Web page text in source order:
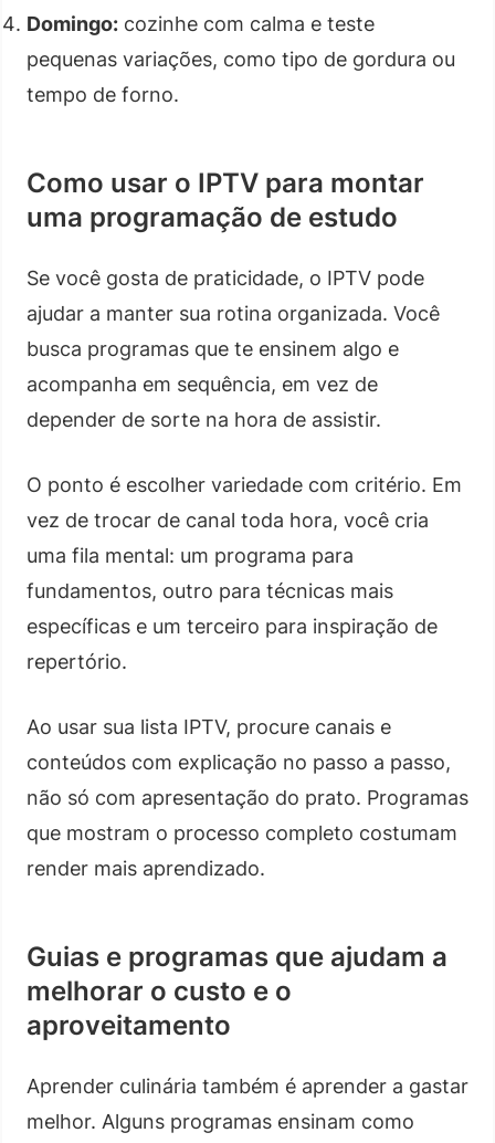
Domingo: cozinhe com calma e teste
pequenas variações, como tipo de gordura ou
tempo de forno.
Como usar o IPTV para montar
uma programação de estudo
Se você gosta de praticidade, o IPTV pode
ajudar a manter sua rotina organizada. Você
busca programas que te ensinem algo e
acompanha em sequência, em vez de
depender de sorte na hora de assistir.
O ponto é escolher variedade com critério. Em
vez de trocar de canal toda hora, você cria
uma fila mental: um programa para
fundamentos, outro para técnicas mais
específicas e um terceiro para inspiração de
repertório.
Ao usar sua lista IPTV, procure canais e
conteúdos com explicação no passo a passo,
não só com apresentação do prato. Programas
que mostram o processo completo costumam
render mais aprendizado.
Guias e programas que ajudam a
melhorar o custo e o
aproveitamento
Aprender culinária também é aprender a gastar
melhor. Alguns programas ensinam como